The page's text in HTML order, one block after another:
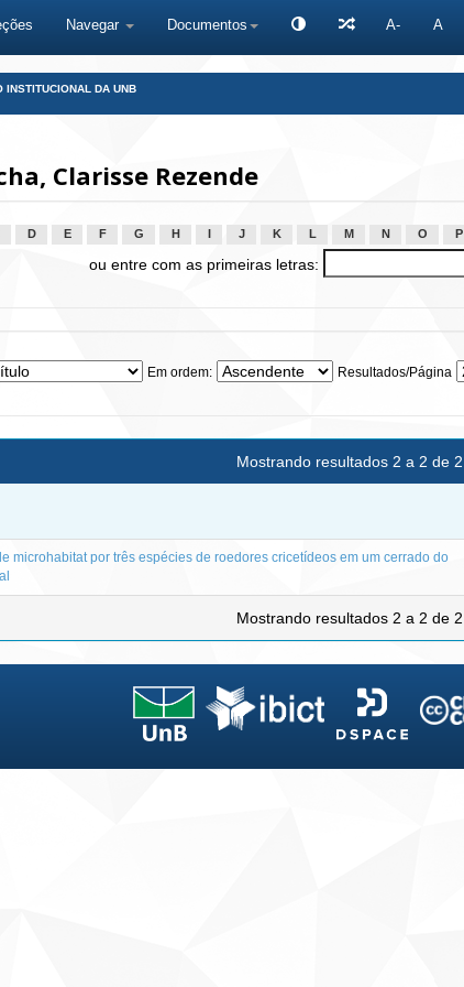
Navegar Documentos A- A
INSTITUCIONAL DA UNB
Clarisse Rezende
D E F G H J K L M N O P
ou entre com as primeiras letras:
Em ordem: Resultados/Página
Mostrando resultados 2 a 2 de 2
microhabitat por três espécies de roedores cricetídeos em um cerrado do
Mostrando resultados 2 a 2 de 2